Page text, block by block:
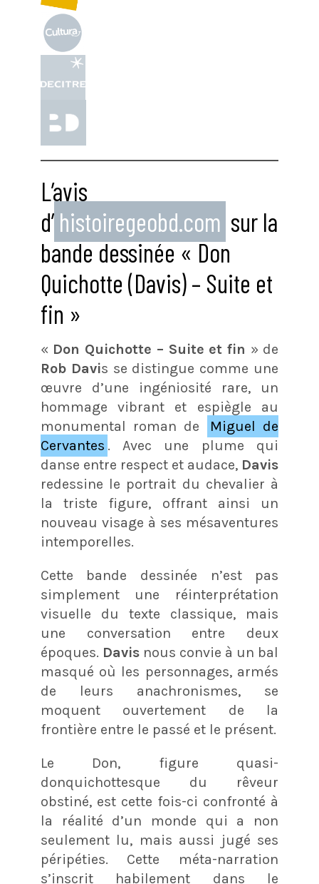
L’avis
d’ histoiregeobd.com sur la
bande dessinée « Don
Quichotte (Davis) – Suite et
fin »
« Don Quichotte – Suite et fin » de
Rob Davis se distingue comme une
œuvre d’une ingéniosité rare, un
hommage vibrant et espiègle au
monumental roman de
Miguel de
Cervantes . Avec une plume qui
danse entre respect et audace, Davis
redessine le portrait du chevalier à
la triste figure, offrant ainsi un
nouveau visage à ses mésaventures
intemporelles.
Cette bande dessinée n’est pas
simplement une réinterprétation
visuelle du texte classique, mais
une conversation entre deux
époques. Davis nous convie à un bal
masqué où les personnages, armés
de leurs anachronismes, se
moquent ouvertement de la
frontière entre le passé et le présent.
Le Don, figure quasi-
donquichottesque du rêveur
obstiné, est cette fois-ci confronté à
la réalité d’un monde qui a non
seulement lu, mais aussi jugé ses
péripéties. Cette méta-narration
s’inscrit habilement dans le